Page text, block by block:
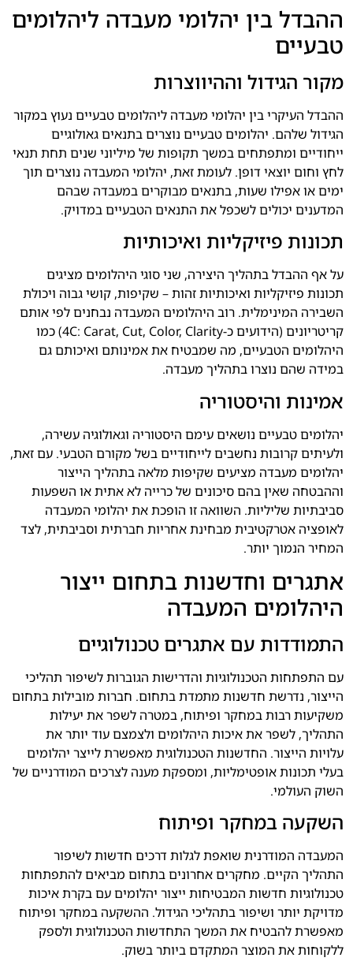
ההבדל בין יהלומי מעבדה ליהלומים
טבעיים
מקור הגידול וההיווצרות
ההבדל העיקרי בין יהלומי מעבדה ליהלומים טבעיים נעוץ במקור
הגידול שלהם. יהלומים טבעיים נוצרים בתנאים גאולוגיים
ייחודיים ומתפתחים במשך תקופות של מיליוני שנים תחת תנאי
לחץ וחום יוצאי דופן. לעומת זאת, יהלומי המעבדה נוצרים תוך
ימים או אפילו שעות, בתנאים מבוקרים במעבדה שבהם
המדענים יכולים לשכפל את התנאים הטבעיים במדויק.
תכונות פיזיקליות ואיכותיות
על אף ההבדל בתהליך היצירה, שני סוגי היהלומים מציגים
תכונות פיזיקליות ואיכותיות זהות – שקיפות, קושי גבוה ויכולת
השבירה המינימלית. רוב היהלומים המעבדה נבחנים לפי אותם
קריטריונים (הידועים כ-4C: Carat, Cut, Color, Clarity) כמו
היהלומים הטבעיים, מה שמבטיח את אמינותם ואיכותם גם
במידה שהם נוצרו בתהליך מעבדה.
אמינות והיסטוריה
יהלומים טבעיים נושאים עימם היסטוריה וגאולוגיה עשירה,
ולעיתים קרובות נחשבים לייחודיים בשל מקורם הטבעי. עם זאת,
יהלומים מעבדה מציעים שקיפות מלאה בתהליך הייצור
וההבטחה שאין בהם סיכונים של כרייה לא אתית או השפעות
סביבתיות שליליות. השוואה זו הופכת את יהלומי המעבדה
לאופציה אטרקטיבית מבחינת אחריות חברתית וסביבתית, לצד
המחיר הנמוך יותר.
אתגרים וחדשנות בתחום ייצור
היהלומים המעבדה
התמודדות עם אתגרים טכנולוגיים
עם התפתחות הטכנולוגיות והדרישות הגוברות לשיפור תהליכי
הייצור, נדרשת חדשנות מתמדת בתחום. חברות מובילות בתחום
משקיעות רבות במחקר ופיתוח, במטרה לשפר את יעילות
התהליך, לשפר את איכות היהלומים ולצמצם עוד יותר את
עלויות הייצור. החדשנות הטכנולוגית מאפשרת לייצר יהלומים
בעלי תכונות אופטימליות, ומספקת מענה לצרכים המודרניים של
השוק העולמי.
השקעה במחקר ופיתוח
המעבדה המודרנית שואפת לגלות דרכים חדשות לשיפור
התהליך הקיים. מחקרים אחרונים בתחום מביאים להתפתחות
טכנולוגיות חדשות המבטיחות ייצור יהלומים עם בקרת איכות
מדויקת יותר ושיפור בתהליכי הגידול. ההשקעה במחקר ופיתוח
מאפשרת להבטיח את המשך התחדשות הטכנולוגית ולספק
ללקוחות את המוצר המתקדם ביותר בשוק.